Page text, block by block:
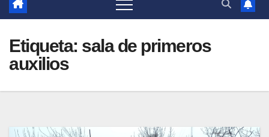
Etiqueta: sala de primeros
auxilios